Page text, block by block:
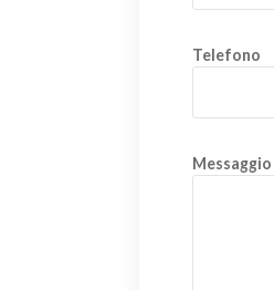
Telefono
Messaggio